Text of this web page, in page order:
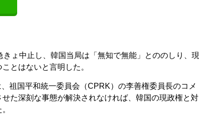
ょ中止し、韓国当局は「無知で無能」とののしり、現
とはないと言明した。
祖国平和統一委員会（CPRK）の李善権委員長のコメ
た深刻な事態が解決されなければ、韓国の現政権と対